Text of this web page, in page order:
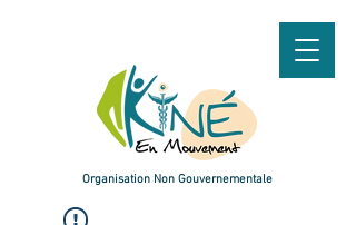
Organisation Non Gouvernementale